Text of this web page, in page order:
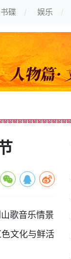
书碟 娱乐
歌音乐情景
文化与鲜活